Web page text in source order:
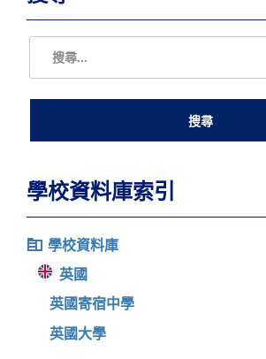
學校資料庫索引
學校資料庫
英國
英國寄宿中學
英國大學